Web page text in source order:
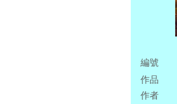
編號
作品
作者